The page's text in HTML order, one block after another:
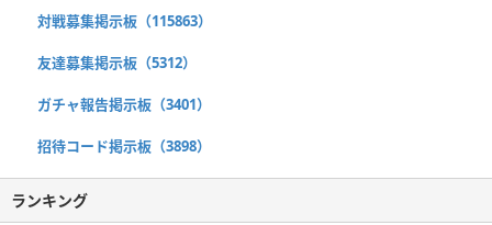
対戦募集掲示板（115863）
友達募集掲示板（5312）
ガチャ報告掲示板（3401）
招待コード掲示板（3898）
ランキング